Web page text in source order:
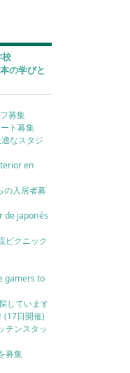
の学びと
募集
ト募集
なスタジ
en
の入居者募
de japonés
ピクニック
gamers to
しています
(17日開催)
チンスタッ
募集